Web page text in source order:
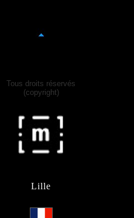
Tous droits réservés
(copyright)
Lille